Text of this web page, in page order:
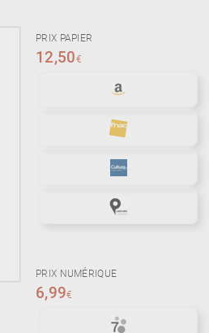
PRIX PAPIER
12,50€
PRIX NUMÉRIQUE
6,99€